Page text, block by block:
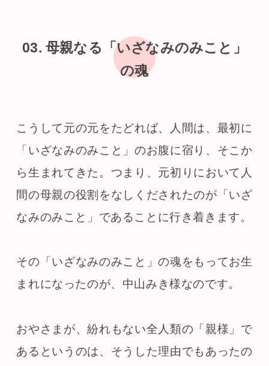
03. 母親なる「いざなみのみこと」
の魂
こうして元の元をたどれば、人間は、最初に
「いざなみのみこと」のお腹に宿り、そこか
ら生まれてきた。つまり、元初りにおいて人
間の母親の役割をなしくだされたのが「いざ
なみのみこと」であることに行き着きます。
その「いざなみのみこと」の魂をもってお生
まれになったのが、中山みき様なのです。
おやさまが、紛れもない全人類の「親様」で
あるというのは、そうした理由でもあったの